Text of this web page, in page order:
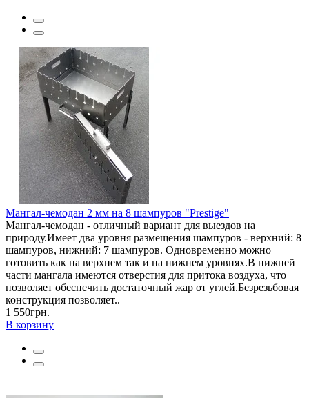
Мангал-чемодан 2 мм на 8 шампуров "Prestige"
Мангал-чемодан - отличный вариант для выездов на
природу.Имеет два уровня размещения шампуров - верхний: 8
шампуров, нижний: 7 шампуров. Одновременно можно
готовить как на верхнем так и на нижнем уровнях.В нижней
части мангала имеются отверстия для притока воздуха, что
позволяет обеспечить достаточный жар от углей.Безрезьбовая
конструкция позволяет..
1 550грн.
В корзину